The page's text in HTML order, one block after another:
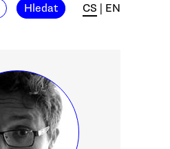
Hledat CS EN